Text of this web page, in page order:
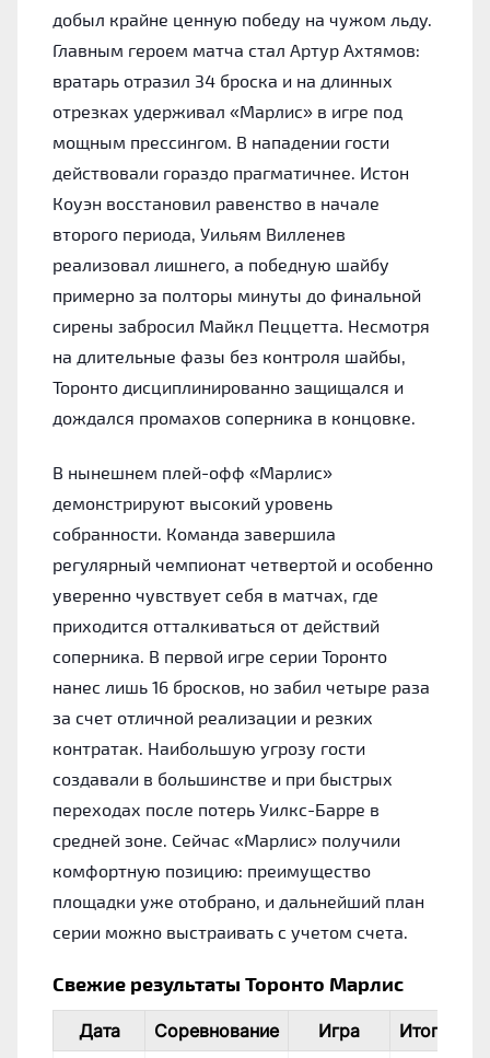
добыл крайне ценную победу на чужом льду.
Главным героем матча стал Артур Ахтямов:
вратарь отразил 34 броска и на длинных
отрезках удерживал «Марлис» в игре под
мощным прессингом. В нападении гости
действовали гораздо прагматичнее. Истон
Коуэн восстановил равенство в начале
второго периода, Уильям Вилленев
реализовал лишнего, а победную шайбу
примерно за полторы минуты до финальной
сирены забросил Майкл Пеццетта. Несмотря
на длительные фазы без контроля шайбы,
Торонто дисциплинированно защищался и
дождался промахов соперника в концовке.
В нынешнем плей-офф «Марлис»
демонстрируют высокий уровень
собранности. Команда завершила
регулярный чемпионат четвертой и особенно
уверенно чувствует себя в матчах, где
приходится отталкиваться от действий
соперника. В первой игре серии Торонто
нанес лишь 16 бросков, но забил четыре раза
за счет отличной реализации и резких
контратак. Наибольшую угрозу гости
создавали в большинстве и при быстрых
переходах после потерь Уилкс-Барре в
средней зоне. Сейчас «Марлис» получили
комфортную позицию: преимущество
площадки уже отобрано, и дальнейший план
серии можно выстраивать с учетом счета.
Свежие результаты Торонто Марлис
Дата Соревнование Игра Итог